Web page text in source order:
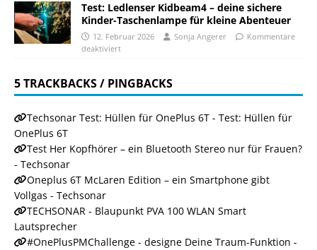
Test: Ledlenser Kidbeam4 – deine sichere
Kinder-Taschenlampe für kleine Abenteuer
12. Februar 2026 Sonja Angerer
Kommentare
deaktiviert
5 TRACKBACKS / PINGBACKS
Techsonar Test: Hüllen für OnePlus 6T - Test: Hüllen für
OnePlus 6T
Test Her Kopfhörer – ein Bluetooth Stereo nur für Frauen?
- Techsonar
Oneplus 6T McLaren Edition – ein Smartphone gibt
Vollgas - Techsonar
TECHSONAR - Blaupunkt PVA 100 WLAN Smart
Lautsprecher
#OnePlusPMChallenge - designe Deine Traum-Funktion -